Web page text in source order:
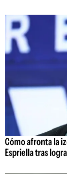
Cómo afronta la
Espriella tras